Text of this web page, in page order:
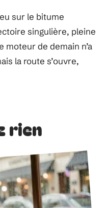
sur le bitume
singulière, pleine
moteur de demain n’a
la route s’ouvre,
rien